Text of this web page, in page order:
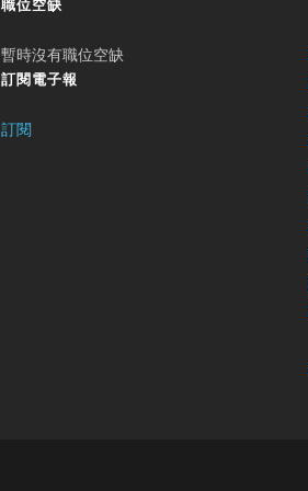
職位空缺
暫時沒有職位空缺
訂閱電子報
訂閱